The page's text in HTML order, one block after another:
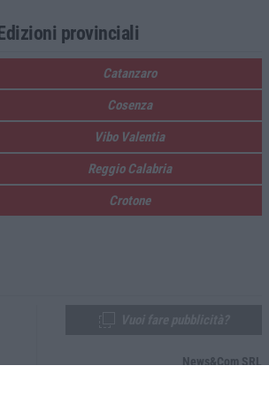
provinciali
Catanzaro
Cosenza
Vibo Valentia
Reggio Calabria
Crotone
News&Com SRL